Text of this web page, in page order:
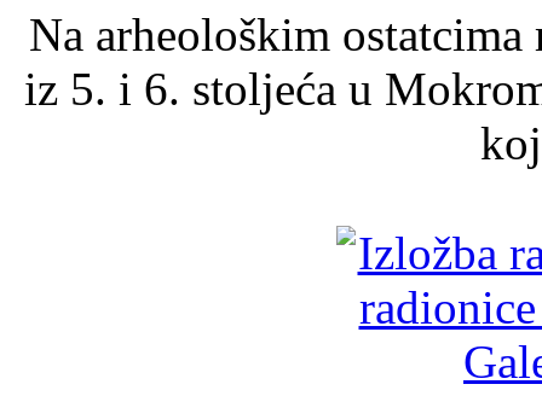
Na arheološkim
iz 5. i 6. stoljeća u